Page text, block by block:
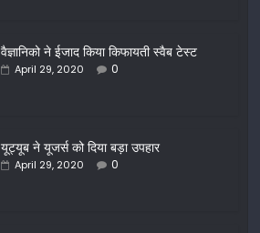
वैज्ञानिको ने ईजाद किया किफायती स्वैब टेस्ट
April 29, 2020 0
यूट्यूब ने यूजर्स को दिया बड़ा उपहार
April 29, 2020 0